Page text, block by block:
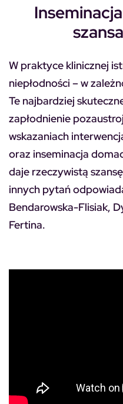
W praktyce klinicznej
niepłodności – w
Te najbardziej
zapłodnienie
wskazaniach
oraz inseminacja
daje rzeczywistą
innych pytań
Bendarowska-Flisiak,
Fertina.